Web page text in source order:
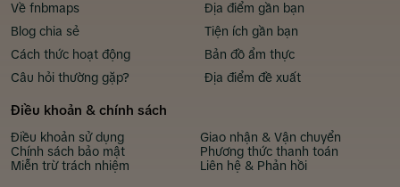
Về fnbmaps
Blog chia sẻ
Cách thức hoạt động
Câu hỏi thường gặp?
Địa điểm gần bạn
Tiện ích gần bạn
Bản đồ ẩm thực
Địa điểm đề xuất
Điều khoản & chính sách
Điều khoản sử dụng
Chính sách bảo mật
Miễn trừ trách nhiệm
Giao nhận & Vận chuyển
Phương thức thanh toán
Liên hệ & Phản hồi